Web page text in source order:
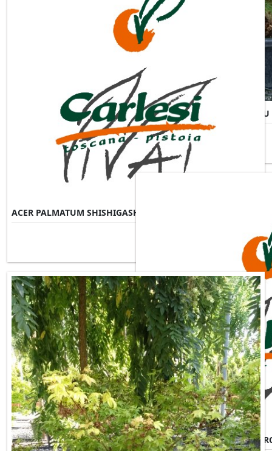
ACER PALMATUM SANGOKAKU
ACER PALMATUM SHISHIGASHIRA
Misure Disponibili ►
ACER PALMATUM SKEETERS